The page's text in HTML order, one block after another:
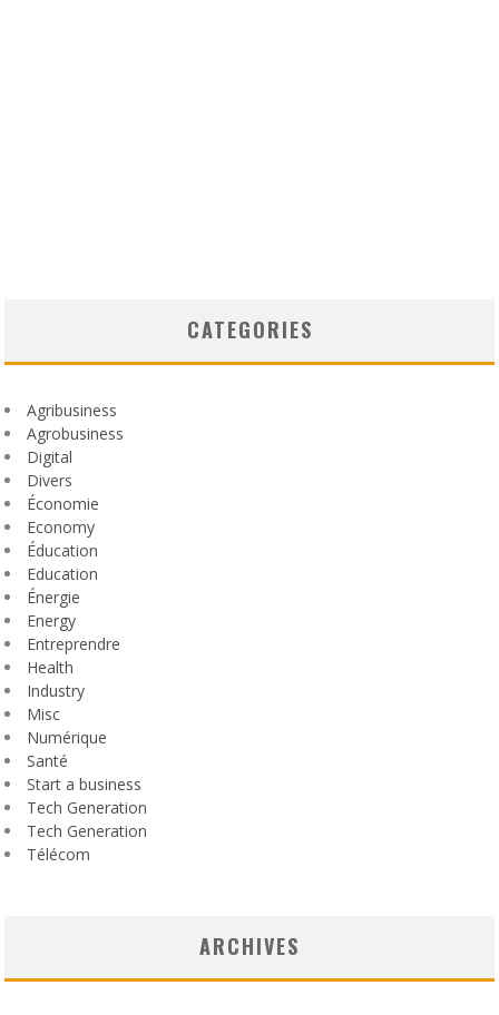
CATEGORIES
Agribusiness
Agrobusiness
Digital
Divers
Économie
Economy
Éducation
Education
Énergie
Energy
Entreprendre
Health
Industry
Misc
Numérique
Santé
Start a business
Tech Generation
Tech Generation
Télécom
ARCHIVES